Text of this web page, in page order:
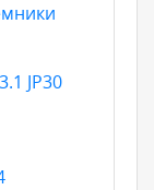
JP30